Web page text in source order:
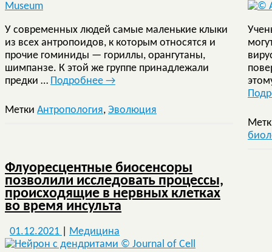
У современных людей самые маленькие клыки
из всех антропоидов, к которым относятся и
прочие гоминиды — гориллы, орангутаны,
шимпанзе. К этой же группе принадлежали
предки … Подробнее →
Метки Антропология, Эволюция
Флуоресцентные биосенсоры
позволили исследовать процессы,
происходящие в нервных клетках
во время инсульта
01.12.2021 Медицина